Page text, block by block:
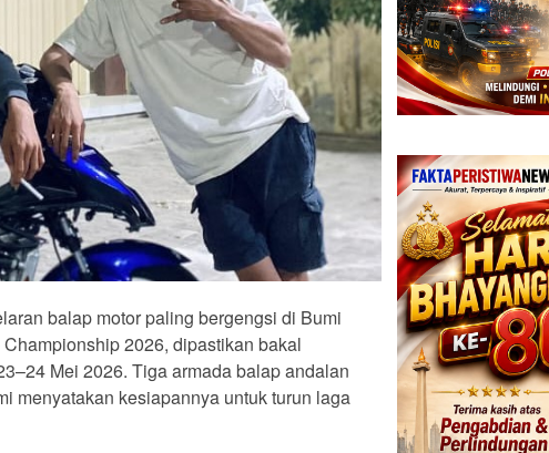
balap motor paling bergengsi di Bumi
2026, dipastikan bakal
Mei 2026. Tiga armada balap andalan
menyatakan kesiapannya untuk turun laga